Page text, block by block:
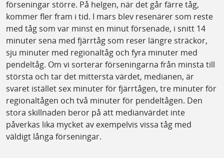
förseningar större. På helgen, när det går färre tåg,
kommer fler fram i tid. I mars blev resenärer som reste
med tåg som var minst en minut försenade, i snitt 14
minuter sena med fjärrtåg som reser längre sträckor,
sju minuter med regionaltåg och fyra minuter med
pendeltåg. Om vi sorterar förseningarna från minsta till
största och tar det mittersta värdet, medianen, är
svaret istället sex minuter för fjärrtågen, tre minuter för
regionaltågen och två minuter för pendeltågen. Den
stora skillnaden beror på att medianvärdet inte
påverkas lika mycket av exempelvis vissa tåg med
väldigt långa förseningar.